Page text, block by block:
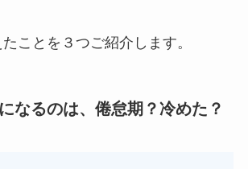
ことを３つご紹介します。
なるのは、倦怠期？冷めた？